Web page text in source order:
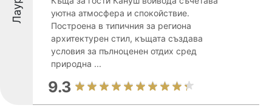
уютна атмосфера и спокойствие.
Построена в типичния за региона
архитектурен стил, къщата създава
условия за пълноценен отдих сред
природна ...
9.3